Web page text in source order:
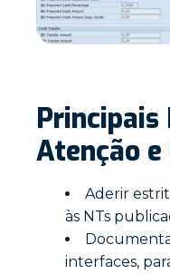
Principais
Atenção e
Aderir
às NTs
interfaces,